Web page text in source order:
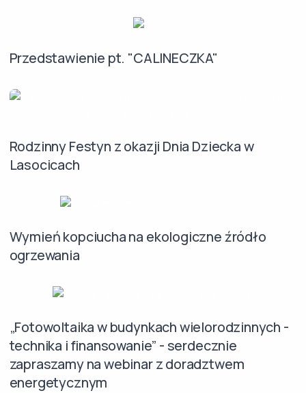
Przedstawienie pt. "CALINECZKA"
Rodzinny Festyn z okazji Dnia Dziecka w
Lasocicach
Wymień kopciucha na ekologiczne źródło
ogrzewania
„Fotowoltaika w budynkach wielorodzinnych -
technika i finansowanie” - serdecznie
zapraszamy na webinar z doradztwem
energetycznym